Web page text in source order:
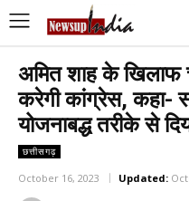
अमित शाह के खिलाफ
करेगी कांग्रेस, कहा-
योजनाबद्ध तरीके से
छत्तीसगढ़
October 16, 2023 Updated: